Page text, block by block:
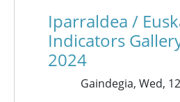
Iparraldea /
Indicators
2024
Gaindegia, Wed,